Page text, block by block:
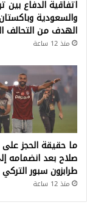
اتفاقية الدفاع بين
والسعودية
الهدف من التحالف
منذ 12 ساعة
ما حقيقة الحجز
صلاح بعد انضمامه
طرابزون سبور التركي
منذ 12 ساعة